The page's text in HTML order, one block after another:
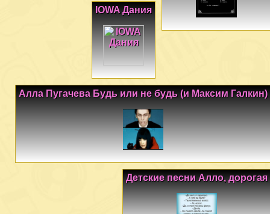
IOWA Дания
Алла Пугачева Будь или не будь (и Максим Галкин)
Детские песни Алло, дорогая